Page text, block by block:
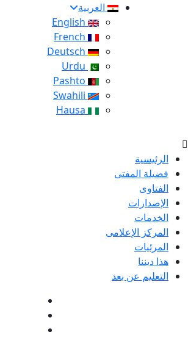
العربية
الرئيسية
فضيلة المفتى
الفتاوى
الإصدارات
الخدمات
المركز الإعلامى
المرئيات
هذا ديننا
التعليم عن بعد